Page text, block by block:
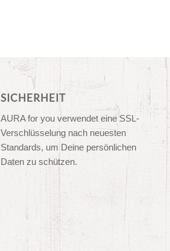
SICHERHEIT
AURA for you verwendet eine SSL-
Verschlüsselung nach neuesten
Standards, um Deine persönlichen
Daten zu schützen.